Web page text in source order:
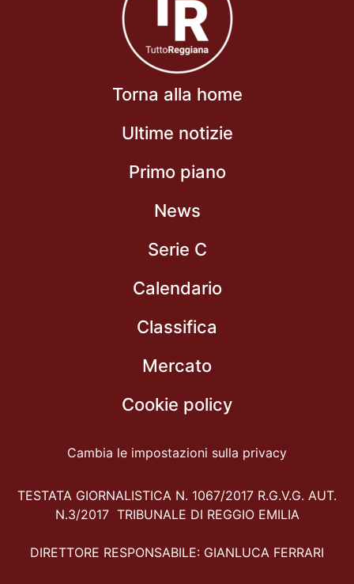
Torna alla home
Ultime notizie
Primo piano
News
Serie C
Calendario
Classifica
Mercato
Cookie policy
Cambia le impostazioni sulla privacy
TESTATA GIORNALISTICA N. 1067/2017 R.G.V.G. AUT.
N.3/2017 TRIBUNALE DI REGGIO EMILIA
DIRETTORE RESPONSABILE: GIANLUCA FERRARI